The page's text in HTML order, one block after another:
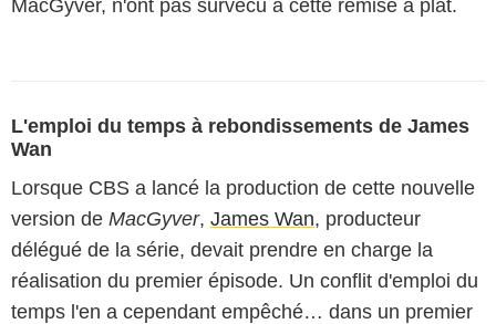
MacGyver, n'ont pas survécu à cette remise à plat.
L'emploi du temps à rebondissements de James
Wan
Lorsque CBS a lancé la production de cette nouvelle
version de MacGyver, James Wan, producteur
délégué de la série, devait prendre en charge la
réalisation du premier épisode. Un conflit d'emploi du
temps l'en a cependant empêché… dans un premier